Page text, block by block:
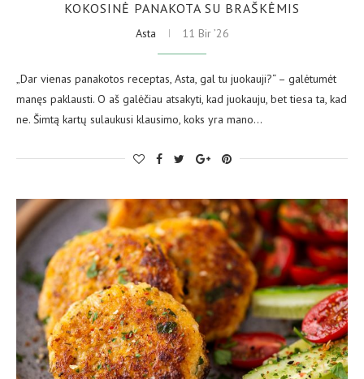
KOKOSINĖ PANAKOTA SU BRAŠKĖMIS
Asta 11 Bir ’26
„Dar vienas panakotos receptas, Asta, gal tu juokauji?“ – galėtumėt
manęs paklausti. O aš galėčiau atsakyti, kad juokauju, bet tiesa ta, kad
ne. Šimtą kartų sulaukusi klausimo, koks yra mano…